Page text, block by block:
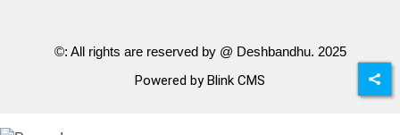
©: All rights are reserved by @ Deshbandhu. 2025
Powered by Blink CMS